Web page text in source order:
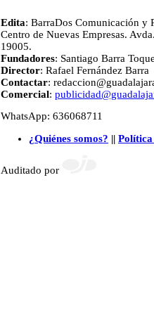
Edita: BarraDos Comunicación y
Centro de Nuevas Empresas.
19005.
Fundadores: Santiago Barra
Director: Rafael Fernández Barra
Contactar:
Comercial:
WhatsApp: 636068711
¿Quiénes somos? || Política
Auditado por